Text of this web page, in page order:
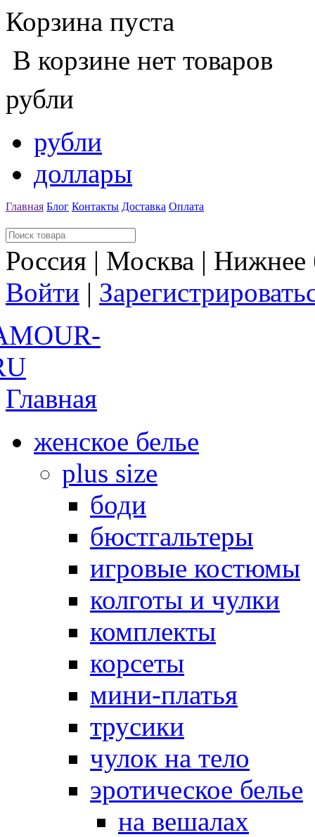
Корзина пуста
В корзине нет товаров
рубли
рубли
доллары
Главная Блог Контакты Доставка Оплата
Россия | Москва |
Войти |
Главная
женское белье
plus size
боди
бюстгальтеры
игровые костюмы
колготы и чулки
комплекты
корсеты
мини-платья
трусики
чулок на тело
эротическое белье
на вешалах